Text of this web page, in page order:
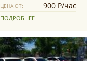
ЦЕНА ОТ: 900 Р/час
ПОДРОБНЕЕ